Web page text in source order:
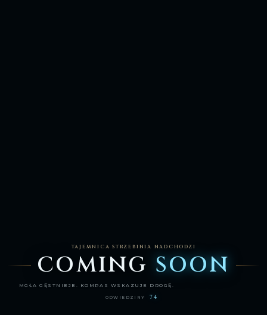
TAJEMNICA STRZEBINIA NADCHODZI
COMING SOON
MGŁA GĘSTNIEJE. KOMPAS WSKAZUJE DROGĘ.
ODWIEDZINY 74